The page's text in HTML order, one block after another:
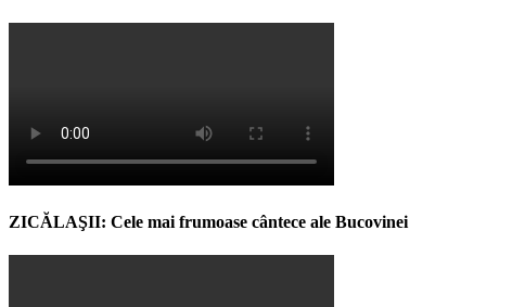
ZICĂLAŞII: Cele mai frumoase cântece ale Bucovinei